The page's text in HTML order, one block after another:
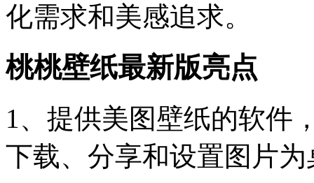
化需求和美感追求。
桃桃壁纸最新版亮点
1、提供美图壁纸的软件
下载、分享和设置图片